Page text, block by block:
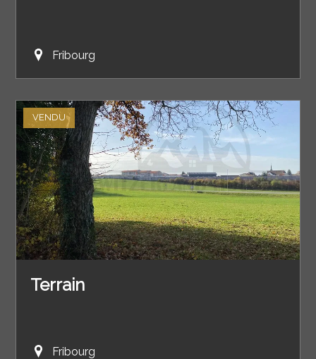
Fribourg
VENDU
Terrain
Fribourg